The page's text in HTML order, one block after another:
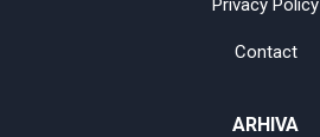
Privacy Policy
Contact
ARHIVA